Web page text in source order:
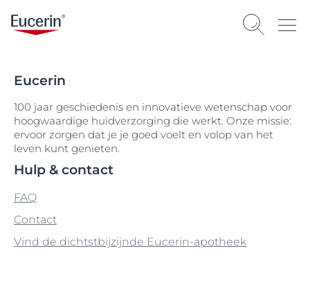
Eucerin
100 jaar geschiedenis en innovatieve wetenschap voor
hoogwaardige huidverzorging die werkt. Onze missie:
ervoor zorgen dat je je goed voelt en volop van het
leven kunt genieten.
Hulp & contact
FAQ
Contact
Vind de dichtstbijzijnde Eucerin-apotheek